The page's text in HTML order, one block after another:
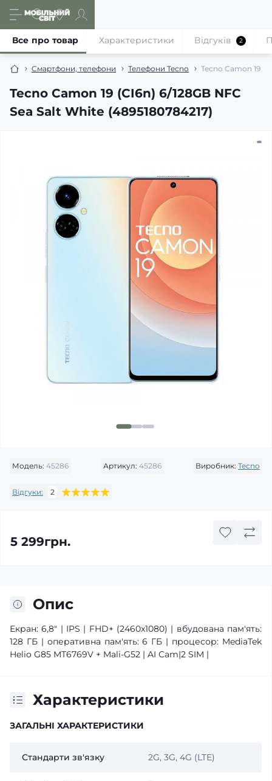
Смартфони, телефони Телефони Tecno Tecno Camon 19
Tecno Camon 19 (CI6n) 6/128GB NFC
Sea Salt White (4895180784217)
Все про товар Характеристики Відгуків 2
Модель: 45286 Артикул: 45286 Виробник: Tecno
Відгуки: 2
5 299грн.
Опис
Екран: 6,8" | IPS | FHD+ (2460x1080) | вбудована пам'ять:
128 ГБ | оперативна пам'ять: 6 ГБ | процесор: MediaTek
Helio G85 MT6769V + Mali-G52 | AI Сam|2 SIM |
Характеристики
ЗАГАЛЬНІ ХАРАКТЕРИСТИКИ
Стандарти зв'язку 2G, 3G, 4G (LTE)